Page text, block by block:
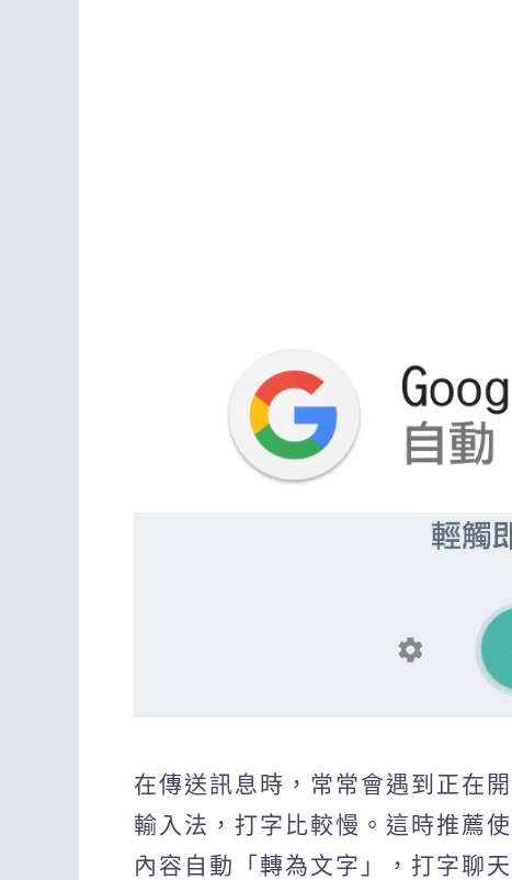
在傳送訊息時，常常會遇到正在
輸入法，打字比較慢。這時推薦
內容自動「轉為文字」，打字聊